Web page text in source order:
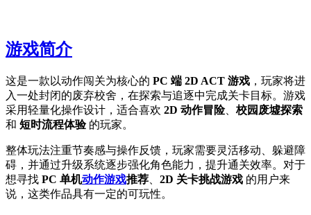
游戏简介
这是一款以动作闯关为核心的 PC 端 2D ACT 游戏 ，玩家将进
入一处封闭的废弃校舍，在探索与追逐中完成关卡目标。游戏
采用轻量化操作设计，适合喜欢 2D 动作冒险、 校园废墟探索
和 短时流程体验的玩家。
整体玩法注重节奏感与操作反馈，玩家需要灵活移动、躲避障
碍，并通过升级系统逐步强化角色能力，提升通关效率。对于
想寻找 PC 单机动作游戏推荐 2D 关卡挑战游戏 的用户来
说，这类作品具有一定的可玩性。